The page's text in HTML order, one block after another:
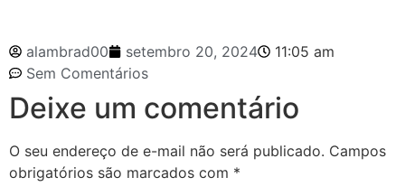
alambrad00 setembro 20, 2024
11:05 am
Sem Comentários
Deixe um comentário
O seu endereço de e-mail não será publicado. Campos
obrigatórios são marcados com *